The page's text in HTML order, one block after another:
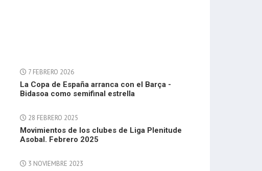
7 FEBRERO 2026
La Copa de España arranca con el Barça -
Bidasoa como semifinal estrella
28 FEBRERO 2025
Movimientos de los clubes de Liga Plenitude
Asobal. Febrero 2025
3 NOVIEMBRE 2023